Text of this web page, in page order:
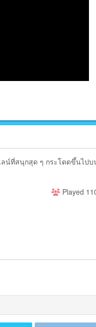
ลน์ที่สนุกสุด ๆ กระโดดขึ้นไป
Played